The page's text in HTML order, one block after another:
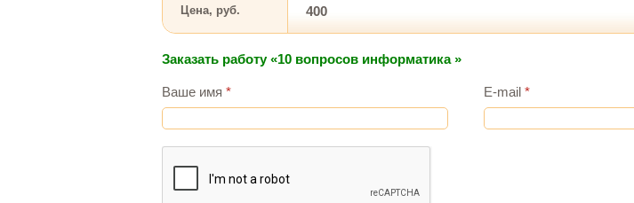
Цена, руб. 400
Заказать работу «10 вопросов информатика »
Ваше имя * E-mail *